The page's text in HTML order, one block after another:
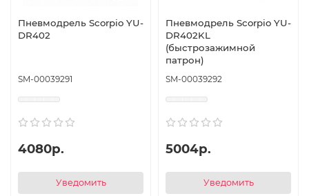
Пневмодрель Scorpio YU-
DR402
SM-00039291
4080р.
Уведомить
Пневмодрель Scorpio YU-
DR402KL
(быстрозажимной
патрон)
SM-00039292
5004р.
Уведомить